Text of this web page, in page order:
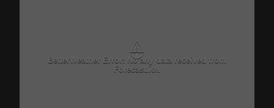
⚠
BetterWeather Error: No any data received from
Forecast.io!.